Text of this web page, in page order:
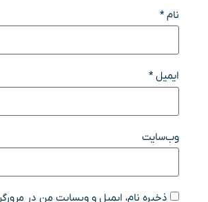
نام*
ایمیل*
وب‌سایت
ذخیره نام، ایمیل و وبسایت من در